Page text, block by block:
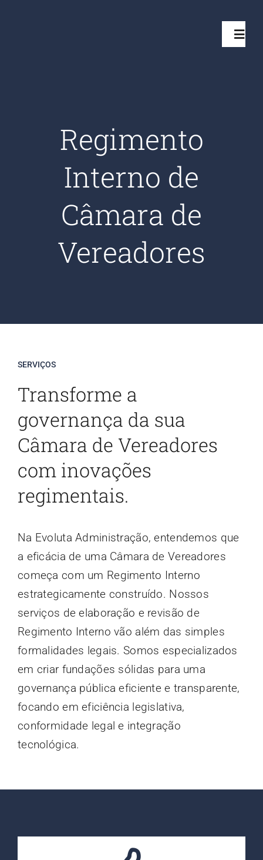
Regimento
Interno de
Câmara de
Vereadores
SERVIÇOS
Transforme a
governança da sua
Câmara de Vereadores
com inovações
regimentais.
Na Evoluta Administração, entendemos que
a eficácia de uma Câmara de Vereadores
começa com um Regimento Interno
estrategicamente construído. Nossos
serviços de elaboração e revisão de
Regimento Interno vão além das simples
formalidades legais. Somos especializados
em criar fundações sólidas para uma
governança pública eficiente e transparente,
focando em eficiência legislativa,
conformidade legal e integração
tecnológica.